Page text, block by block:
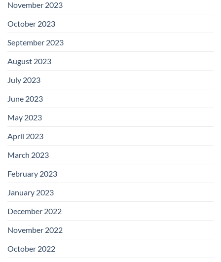
November 2023
October 2023
September 2023
August 2023
July 2023
June 2023
May 2023
April 2023
March 2023
February 2023
January 2023
December 2022
November 2022
October 2022